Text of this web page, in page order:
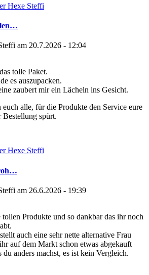
am 20.7.2026 - 12:04
tolle Paket.
es auszupacken.
zaubert mir ein Lächeln ins Gesicht.
alle, für die Produkte den Service eure
Bestellung spürt.
am 26.6.2026 - 19:39
Produkte und so dankbar das ihr noch
auch eine sehr nette alternative Frau
auf dem Markt schon etwas abgekauft
anders machst, es ist kein Vergleich.